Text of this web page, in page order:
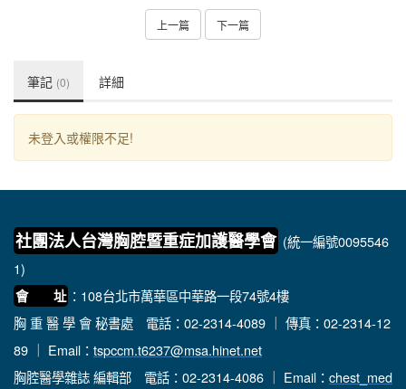
上一篇 下一篇
筆記 (0) 詳細
未登入或權限不足!
社團法人台灣胸腔暨重症加護醫學會 (統一編號0095546
1)
會 址 ：108台北市萬華區中華路一段74號4樓
胸 重 醫 學 會 秘書處 電話：02-2314-4089 ｜ 傳真：02-2314-12
89 ｜ Email： tspccm.t6237@msa.hinet.net
胸腔醫學雜誌 編輯部 電話：02-2314-4086 ｜ Email： chest_med